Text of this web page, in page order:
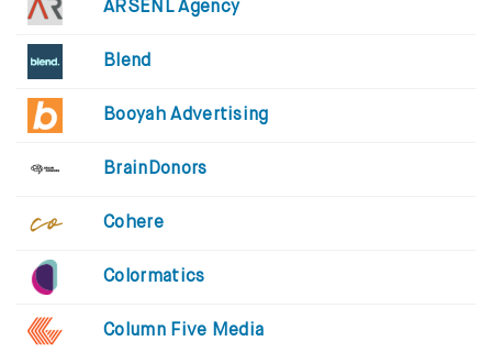
ARSENL Agency
Blend
Booyah Advertising
BrainDonors
Cohere
Colormatics
Column Five Media